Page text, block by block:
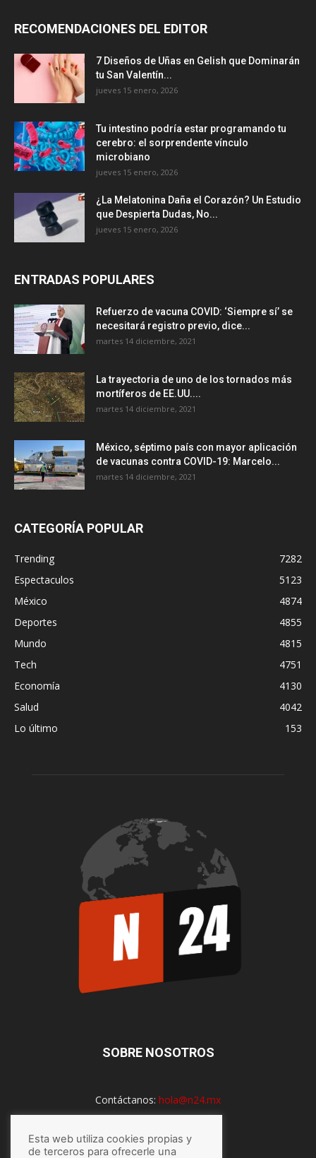
RECOMENDACIONES DEL EDITOR
7 Diseños de Uñas en Gelish que Dominarán
tu San Valentín...
jueves 15 enero, 2026
Tu intestino podría estar programando tu
cerebro: el sorprendente vínculo
microbiano
jueves 15 enero, 2026
¿La Melatonina Daña el Corazón? Un Estudio
que Despierta Dudas, No...
jueves 15 enero, 2026
ENTRADAS POPULARES
Refuerzo de vacuna COVID: ‘Siempre sí’ se
necesitará registro previo, dice...
martes 14 diciembre, 2021
La trayectoria de uno de los tornados más
mortíferos de EE.UU....
martes 14 diciembre, 2021
México, séptimo país con mayor aplicación
de vacunas contra COVID-19: Marcelo...
martes 14 diciembre, 2021
CATEGORÍA POPULAR
Trending
7282
Espectaculos
5123
México
4874
Deportes
4855
Mundo
4815
Tech
4751
Economía
4130
Salud
4042
Lo último
153
SOBRE NOSOTROS
Contáctanos: hola@n24.mx
SÍGUENOS
Esta web utiliza cookies propias y
de terceros para ofrecerle una